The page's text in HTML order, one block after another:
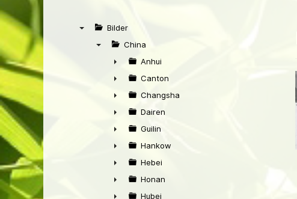
Bilder
China
►
Anhui
►
Canton
►
Changsha
►
Dairen
►
Guilin
►
Hankow
►
Hebei
►
Honan
Hubei